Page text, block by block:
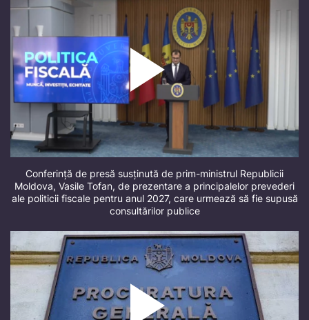
Conferință de presă susținută de prim-ministrul Republicii
Moldova, Vasile Tofan, de prezentare a principalelor prevederi
ale politicii fiscale pentru anul 2027, care urmează să fie supusă
consultărilor publice